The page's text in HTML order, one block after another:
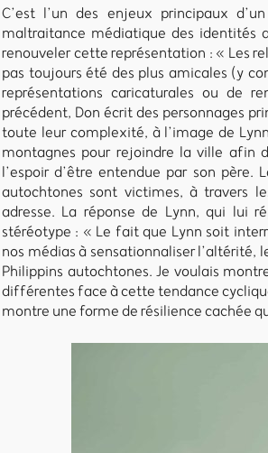
C’est l’un des enjeux principaux
maltraitance médiatique des identités
renouveler cette représentation : « Les
pas toujours été des plus amicales (y
représentations caricaturales ou de
précédent, Don écrit des personnages
toute leur complexité, à l’image de
montagnes pour rejoindre la ville afin
l’espoir d’être entendue par son
autochtones sont victimes, à travers
adresse. La réponse de Lynn, qui lui
stéréotype : « Le fait que Lynn soit
nos médias à sensationnaliser
Philippins autochtones. Je voulais
différentes face à cette tendance
montre une forme de résilience cachée